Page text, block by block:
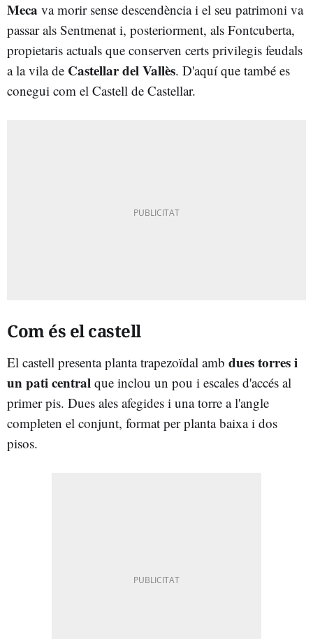
Meca va morir sense descendència i el seu patrimoni va
passar als Sentmenat i, posteriorment, als Fontcuberta,
propietaris actuals que conserven certs privilegis feudals
a la vila de Castellar del Vallès. D'aquí que també es
conegui com el Castell de Castellar.
Com és el castell
El castell presenta planta trapezoïdal amb dues torres i
un pati central que inclou un pou i escales d'accés al
primer pis. Dues ales afegides i una torre a l'angle
completen el conjunt, format per planta baixa i dos
pisos.